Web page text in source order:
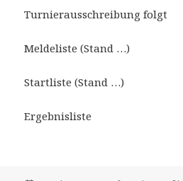
Turnierausschreibung folgt
Meldeliste (Stand …)
Startliste (Stand …)
Ergebnisliste